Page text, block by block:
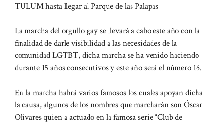
TULUM hasta llegar al Parque de las Palapas
La marcha del orgullo gay se llevará a cabo este año con la
finalidad de darle visibilidad a las necesidades de la
comunidad LGTBT, dicha marcha se ha venido haciendo
durante 15 años consecutivos y este año será el número 16.
En la marcha habrá varios famosos los cuales apoyan dicha
la causa, algunos de los nombres que marcharán son Óscar
Olivares quien a actuado en la famosa serie “Club de